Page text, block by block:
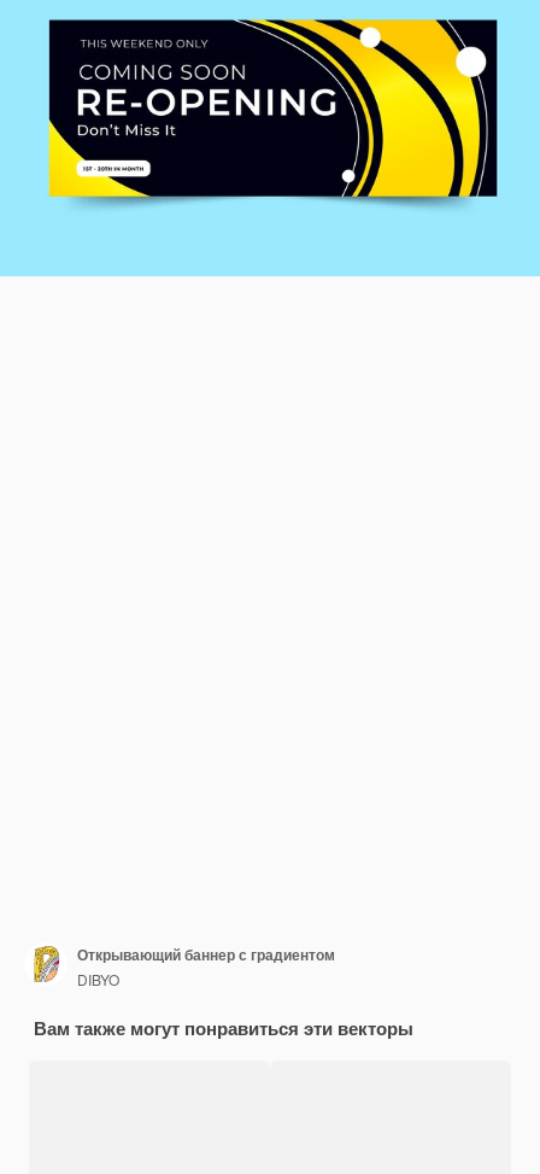
Открывающий баннер с градиентом
DIBYO
Вам также могут понравиться эти векторы